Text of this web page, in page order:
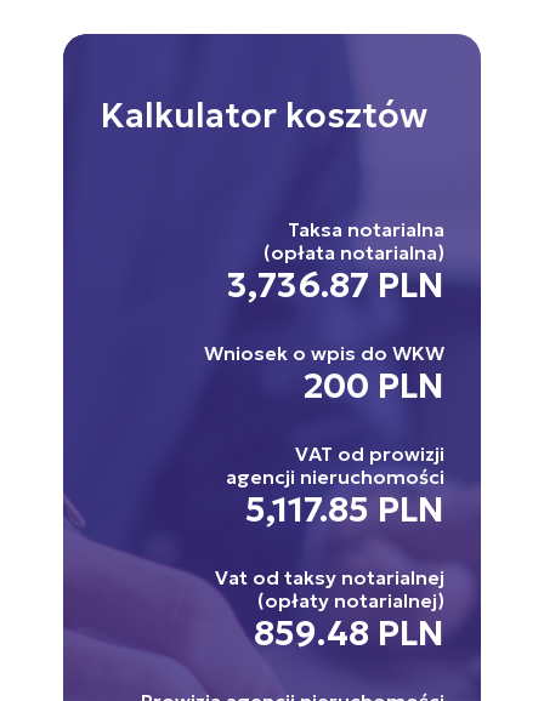
Kalkulator kosztów
Taksa notarialna
(opłata notarialna)
3,736.87 PLN
Wniosek o wpis do WKW
200 PLN
VAT od prowizji
agencji nieruchomości
5,117.85 PLN
Vat od taksy notarialnej
(opłaty notarialnej)
859.48 PLN